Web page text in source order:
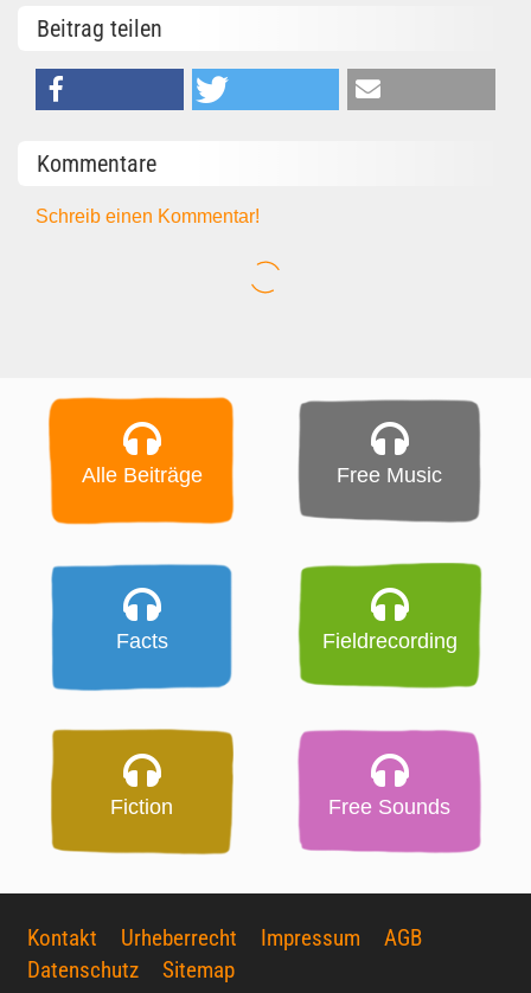
Beitrag teilen
Kommentare
Schreib einen Kommentar!
Alle Beiträge Free Music
Facts Fieldrecording
Fiction Free Sounds
Kontakt Urheberrecht Impressum
AGB
Datenschutz
Sitemap